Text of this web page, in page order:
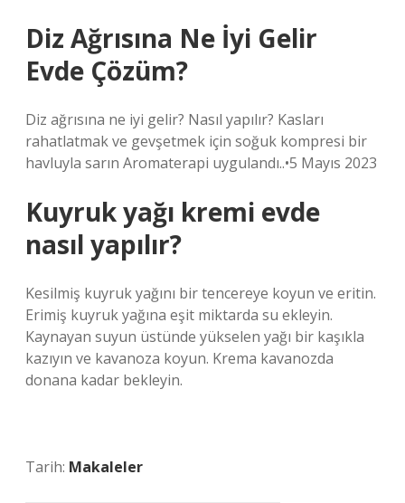
Diz Ağrısına Ne İyi Gelir
Evde Çözüm?
Diz ağrısına ne iyi gelir? Nasıl yapılır? Kasları
rahatlatmak ve gevşetmek için soğuk kompresi bir
havluyla sarın Aromaterapi uygulandı..•5 Mayıs 2023
Kuyruk yağı kremi evde
nasıl yapılır?
Kesilmiş kuyruk yağını bir tencereye koyun ve eritin.
Erimiş kuyruk yağına eşit miktarda su ekleyin.
Kaynayan suyun üstünde yükselen yağı bir kaşıkla
kazıyın ve kavanoza koyun. Krema kavanozda
donana kadar bekleyin.
Tarih: Makaleler